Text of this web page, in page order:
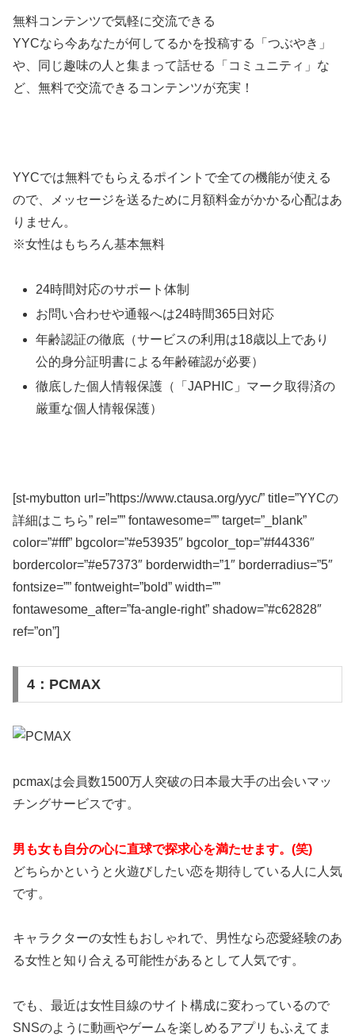
無料コンテンツで気軽に交流できる
YYCなら今あなたが何してるかを投稿する「つぶやき」
や、同じ趣味の人と集まって話せる「コミュニティ」な
ど、無料で交流できるコンテンツが充実！
YYCでは無料でもらえるポイントで全ての機能が使える
ので、メッセージを送るために月額料金がかかる心配はあ
りません。
※女性はもちろん基本無料
24時間対応のサポート体制
お問い合わせや通報へは24時間365日対応
年齢認証の徹底（サービスの利用は18歳以上であり
公的身分証明書による年齢確認が必要）
徹底した個人情報保護（「JAPHIC」マーク取得済の
厳重な個人情報保護）
[st-mybutton url=”https://www.ctausa.org/yyc/” title=”YYCの
詳細はこちら” rel=”” fontawesome=”” target=”_blank”
color=”#fff” bgcolor=”#e53935″ bgcolor_top=”#f44336″
bordercolor=”#e57373″ borderwidth=”1″ borderradius=”5″
fontsize=”” fontweight=”bold” width=””
fontawesome_after=”fa-angle-right” shadow=”#c62828″
ref=”on”]
4：PCMAX
pcmaxは会員数1500万人突破の日本最大手の出会いマッ
チングサービスです。
男も女も自分の心に直球で探求心を満たせます。(笑)
どちらかというと火遊びしたい恋を期待している人に人気
です。
キャラクターの女性もおしゃれで、男性なら恋愛経験のあ
る女性と知り合える可能性があるとして人気です。
でも、最近は女性目線のサイト構成に変わっているので
SNSのように動画やゲームを楽しめるアプリもふえてま